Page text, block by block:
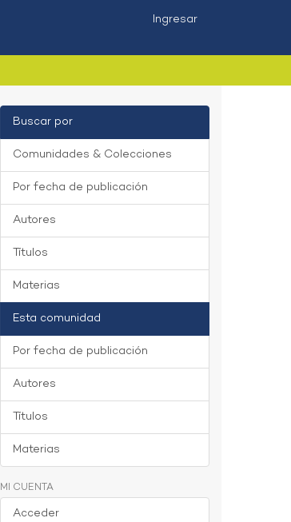
Ingresar
Buscar por
Comunidades & Colecciones
Por fecha de publicación
Autores
Títulos
Materias
Esta comunidad
Por fecha de publicación
Autores
Títulos
Materias
MI CUENTA
Acceder